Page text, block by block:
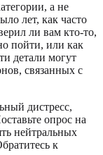
а не
лет, как часто
ли вам кто-то,
пойти, или как
детали могут
связанных с
дистресс,
опрос на
нейтральных
к